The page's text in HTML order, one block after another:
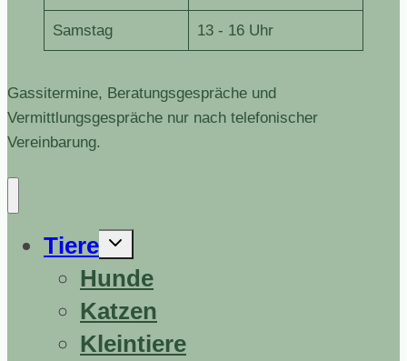
Samstag 13 - 16 Uhr
Gassitermine, Beratungsgespräche und
Vermittlungsgespräche nur nach telefonischer
Vereinbarung.
Tiere
Untermenü
erweitern
Hunde
Katzen
Kleintiere